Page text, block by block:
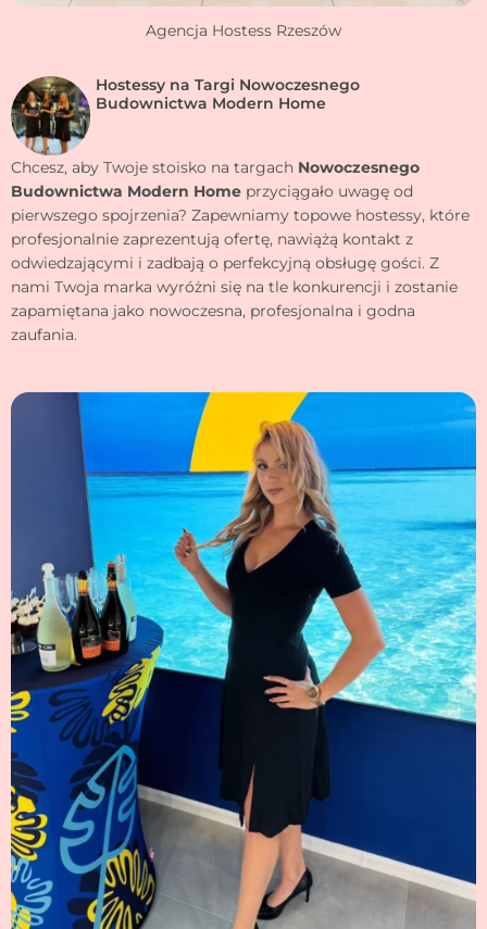
Agencja Hostess Rzeszów
Hostessy na Targi Nowoczesnego
Budownictwa Modern Home
Chcesz, aby Twoje stoisko na targach Nowoczesnego
Budownictwa Modern Home przyciągało uwagę od
pierwszego spojrzenia? Zapewniamy topowe hostessy, które
profesjonalnie zaprezentują ofertę, nawiążą kontakt z
odwiedzającymi i zadbają o perfekcyjną obsługę gości. Z
nami Twoja marka wyróżni się na tle konkurencji i zostanie
zapamiętana jako nowoczesna, profesjonalna i godna
zaufania.